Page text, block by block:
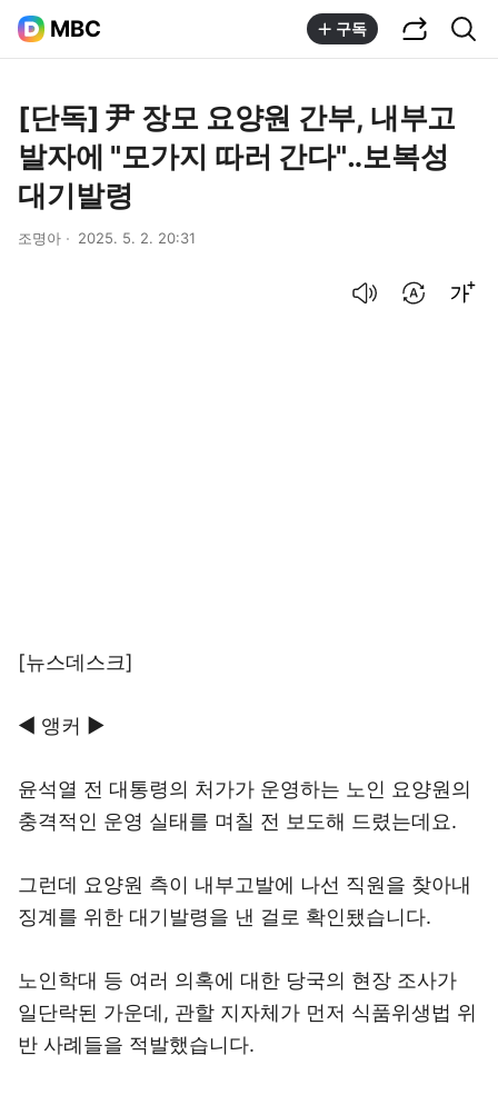
MBC 구독
[단독] 尹 장모 요양원 간부, 내부고
발자에 "모가지 따러 간다"‥보복성
대기발령
조명아 2025. 5. 2. 20:31
[뉴스데스크]
◀ 앵커 ▶
윤석열 전 대통령의 처가가 운영하는 노인 요양원의
충격적인 운영 실태를 며칠 전 보도해 드렸는데요.
그런데 요양원 측이 내부고발에 나선 직원을 찾아내
징계를 위한 대기발령을 낸 걸로 확인됐습니다.
노인학대 등 여러 의혹에 대한 당국의 현장 조사가
일단락된 가운데, 관할 지자체가 먼저 식품위생법 위
반 사례들을 적발했습니다.